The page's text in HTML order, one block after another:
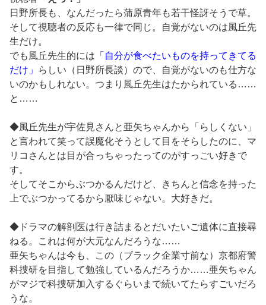
日野所長も、なんだったら蒲原青年も若干怪訝そうで草。
そして視聴者の反応も一律で同じ。自覚がないのは風丘先
生だけ。
でも風丘先生的には 「自分が食べたいものを持ってきてる
だけ」
らしい（日野所長談）ので、自覚がないのも仕方な
いのかもしれない。つまり風丘先生はたかられている……
と……
◆風丘先生が宇佐見さんと亜矢ちゃんから「らしくない」
と言われて笑って誤魔化そうとして目をそらしたのに、マ
リコさんとは目が合っちゃったってのがすっごい好きで
す。
そしてそこからぶつかるんだけど、きちんと信念を持った
上でぶつかってるから厭味じゃない。大好きだ。
◆ドラマの解剖医は行き詰まるとだいたいご遺体に直接尋
ねる。これは何が大元なんだろうな……
亜矢ちゃんは今も、この（ブラック企業寸前な）京都府警
科捜研を目指して勉強しているんだろうか……亜矢ちゃん
がマジで科捜研加入するぐらいまで続いてたらすごいだろ
うな。